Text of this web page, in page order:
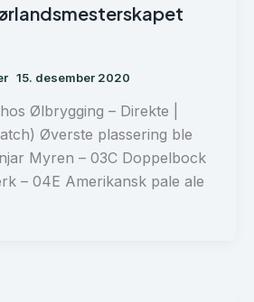
15. desember 2020
Ølbrygging – Direkte |
Øverste plassering ble
Myren – 03C Doppelbock
– 04E Amerikansk pale ale